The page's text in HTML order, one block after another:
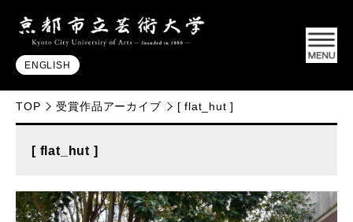
ENGLISH
TOP 受賞作品アーカイブ [ flat_hut ]
[ flat_hut ]